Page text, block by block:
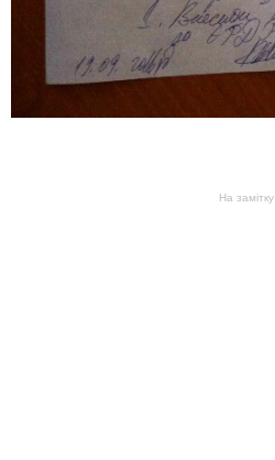
На замітку